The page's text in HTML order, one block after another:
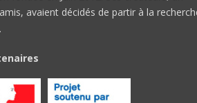
avaient décidés de partir à la